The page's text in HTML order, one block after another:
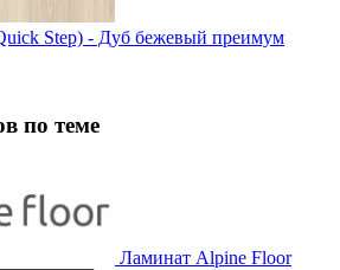
Step) - Дуб бежевый преимум
по теме
Ламинат Alpine Floor